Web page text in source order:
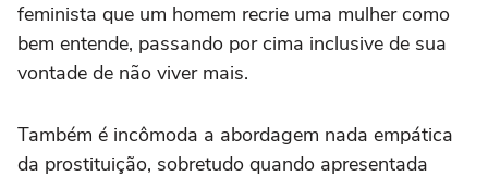
feminista que um homem recrie uma mulher como
bem entende, passando por cima inclusive de sua
vontade de não viver mais.
Também é incômoda a abordagem nada empática
da prostituição, sobretudo quando apresentada